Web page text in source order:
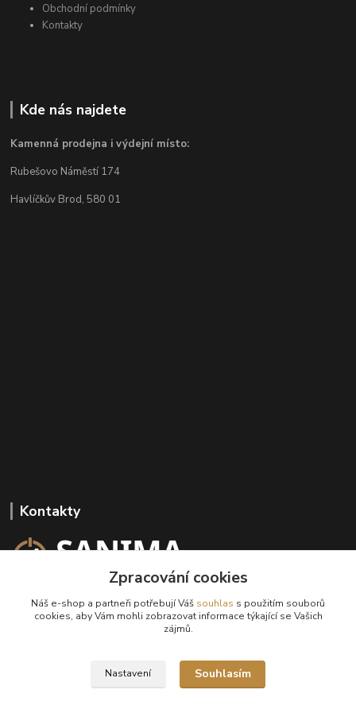
Obchodní podmínky
Kontakty
Kde nás najdete
Kamenná prodejna i výdejní místo:
Rubešovo Náměstí 174
Havlíčkův Brod, 580 01
Kontakty
+420 602 647 136
(Po-Pá, 9-18 hod.)
Zpracování cookies
Náš e-shop a partneři potřebují Váš souhlas s použitím souborů
cookies, aby Vám mohli zobrazovat informace týkající se Vašich
zájmů.
Nastavení Souhlasím